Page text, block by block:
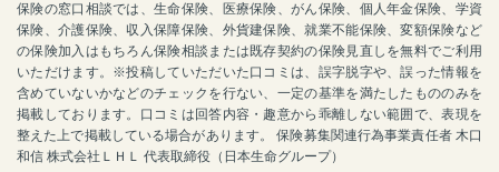
保険の窓口相談では、生命保険、医療保険、がん保険、個人年金保険、学資
保険、介護保険、収入保障保険、外貨建保険、就業不能保険、変額保険など
の保険加入はもちろん保険相談または既存契約の保険見直しを無料でご利用
いただけます。※投稿していただいた口コミは、誤字脱字や、誤った情報を
含めていないかなどのチェックを行ない、一定の基準を満たしたもののみを
掲載しております。口コミは回答内容・趣意から乖離しない範囲で、表現を
整えた上で掲載している場合があります。 保険募集関連行為事業責任者 木口
和信 株式会社ＬＨＬ 代表取締役（日本生命グループ）